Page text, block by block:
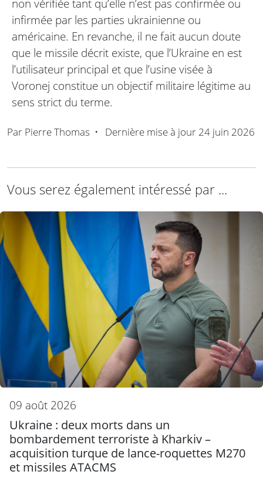
non vérifiée tant qu’elle n’est pas confirmée ou
infirmée par les parties ukrainienne ou
américaine. En revanche, il ne fait aucun doute
que le missile décrit existe, que l’Ukraine en est
l’utilisateur principal et que l’usine visée à
Voronej constitue un objectif militaire légitime au
sens strict du terme.
Par Pierre Thomas • Dernière mise à jour 24 juin 2026
Vous serez également intéressé par ...
09 août 2026
Ukraine : deux morts dans un
bombardement terroriste à Kharkiv –
acquisition turque de lance-roquettes M270
et missiles ATACMS